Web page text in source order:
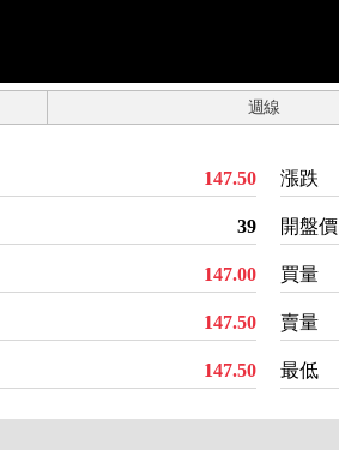
週線
147.50
39
147.00
147.50
147.50
漲跌
開盤價
買量
賣量
最低